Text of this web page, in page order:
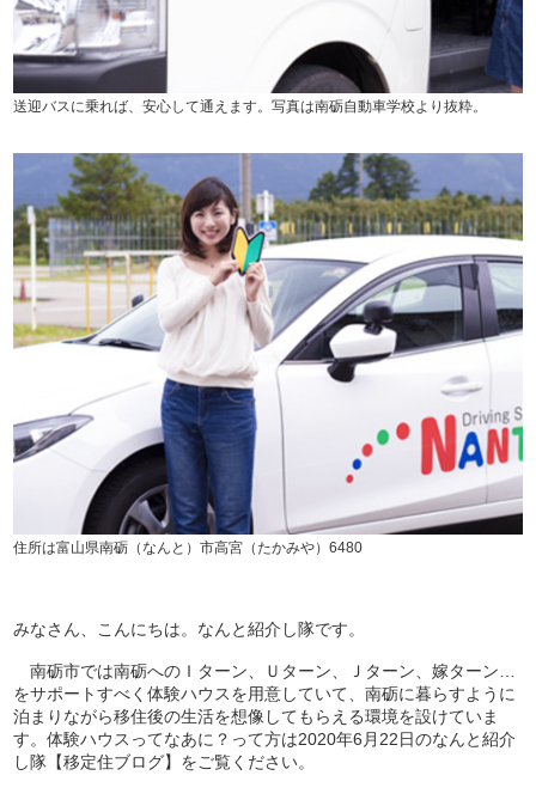
送迎バスに乗れば、安心して通えます。写真は南砺自動車学校より抜粋。
住所は富山県南砺（なんと）市高宮（たかみや）6480
みなさん、こんにちは。なんと紹介し隊です。
南砺市では南砺へのＩターン、Ｕターン、Ｊターン、嫁ターン…
をサポートすべく体験ハウスを用意していて、南砺に暮らすように
泊まりながら移住後の生活を想像してもらえる環境を設けていま
す。体験ハウスってなあに？って方は2020年6月22日のなんと紹介
し隊【移定住ブログ】をご覧ください。